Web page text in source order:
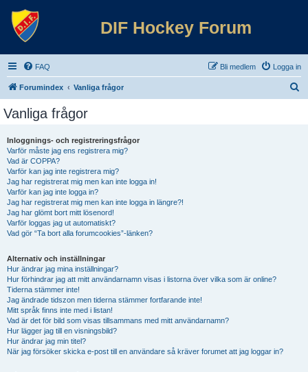
DIF Hockey Forum
FAQ Logga in
Bli medlem
Forumindex Vanliga frågor
Vanliga frågor
Inloggnings- och registreringsfrågor
Varför måste jag ens registrera mig?
Vad är COPPA?
Varför kan jag inte registrera mig?
Jag har registrerat mig men kan inte logga in!
Varför kan jag inte logga in?
Jag har registrerat mig men kan inte logga in längre?!
Jag har glömt bort mitt lösenord!
Varför loggas jag ut automatiskt?
Vad gör “Ta bort alla forumcookies”-länken?
Alternativ och inställningar
Hur ändrar jag mina inställningar?
Hur förhindrar jag att mitt användarnamn visas i listorna över vilka som är online?
Tiderna stämmer inte!
Jag ändrade tidszon men tiderna stämmer fortfarande inte!
Mitt språk finns inte med i listan!
Vad är det för bild som visas tillsammans med mitt användarnamn?
Hur lägger jag till en visningsbild?
Hur ändrar jag min titel?
När jag försöker skicka e-post till en användare så kräver forumet att jag loggar in?